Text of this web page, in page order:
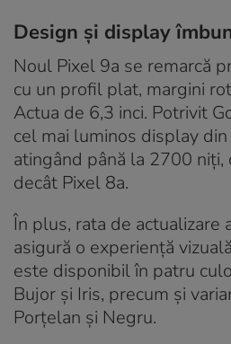
Design și display
Noul Pixel 9a se remarcă
cu un profil plat, margini
Actua de 6,3 inci. Potrivit
cel mai luminos display
atingând până la 2700
decât Pixel 8a.
În plus, rata de actualizare
asigură o experiență
este disponibil în patru
Bujor și Iris, precum și
Porțelan și Negru.